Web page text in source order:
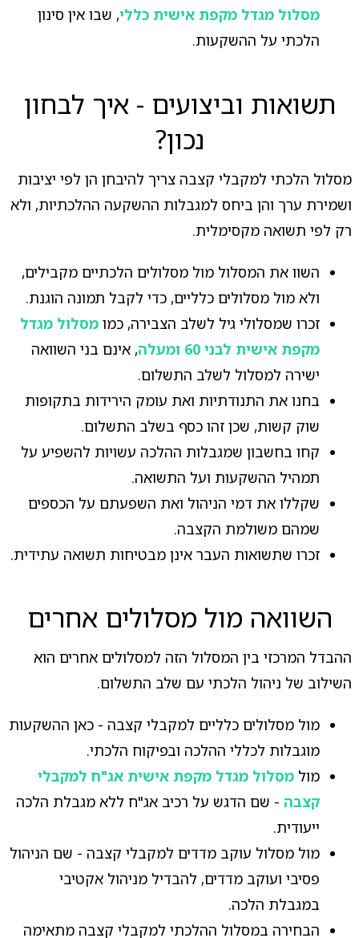
מסלול מגדל מקפת אישית כללי, שבו אין סינון
הלכתי על ההשקעות.
תשואות וביצועים - איך לבחון
נכון?
מסלול הלכתי למקבלי קצבה צריך להיבחן הן לפי יציבות
ושמירת ערך והן ביחס למגבלות ההשקעה ההלכתיות, ולא
רק לפי תשואה מקסימלית.
השוו את המסלול מול מסלולים הלכתיים מקבילים,
ולא מול מסלולים כלליים, כדי לקבל תמונה הוגנת.
זכרו שמסלולי גיל לשלב הצבירה, כמו מסלול מגדל
מקפת אישית לבני 60 ומעלה
, אינם בני השוואה
ישירה למסלול לשלב התשלום.
בחנו את התנודתיות ואת עומק הירידות בתקופות
שוק קשות, שכן זהו כסף בשלב התשלום.
קחו בחשבון שמגבלות ההלכה עשויות להשפיע על
תמהיל ההשקעות ועל התשואה.
שקללו את דמי הניהול ואת השפעתם על הכספים
שמהם משולמת הקצבה.
זכרו שתשואות העבר אינן מבטיחות תשואה עתידית.
השוואה מול מסלולים אחרים
ההבדל המרכזי בין המסלול הזה למסלולים אחרים הוא
השילוב של ניהול הלכתי עם שלב התשלום.
מול מסלולים כלליים למקבלי קצבה - כאן ההשקעות
מוגבלות לכללי ההלכה ובפיקוח הלכתי.
מול מסלול מגדל מקפת אישית אג"ח למקבלי
קצבה- שם הדגש על רכיב אג"ח ללא מגבלת הלכה
ייעודית.
מול מסלול עוקב מדדים למקבלי קצבה - שם הניהול
פסיבי ועוקב מדדים, להבדיל מניהול אקטיבי
במגבלת הלכה.
הבחירה במסלול ההלכתי למקבלי קצבה מתאימה